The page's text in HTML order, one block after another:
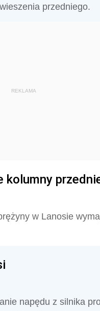
przedniego.
REKLAMA
w Lanosie
napędu z silnika